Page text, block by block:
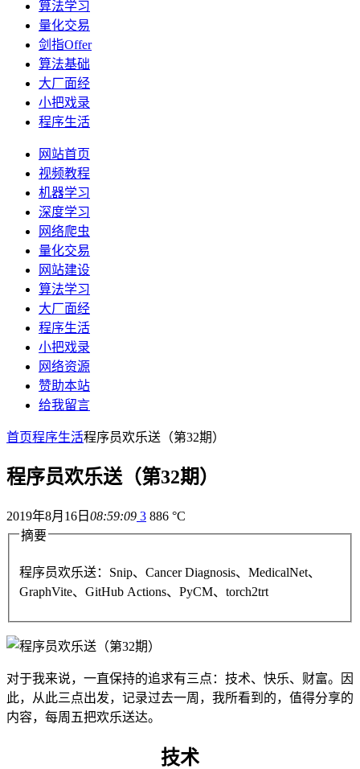
算法学习
量化交易
剑指Offer
算法基础
大厂面经
小把戏录
程序生活
网站首页
视频教程
机器学习
深度学习
网络爬虫
量化交易
网站建设
算法学习
大厂面经
程序生活
小把戏录
网络资源
赞助本站
给我留言
首页程序生活程序员欢乐送（第32期）
程序员欢乐送（第32期）
2019年8月16日 08:59:09 3 886 °C
摘要
程序员欢乐送：Snip、Cancer Diagnosis、MedicalNet、
GraphVite、GitHub Actions、PyCM、torch2trt
对于我来说，一直保持的追求有三点：技术、快乐、财富。因
此，从此三点出发，记录过去一周，我所看到的，值得分享的
内容，每周五把欢乐送达。
技术